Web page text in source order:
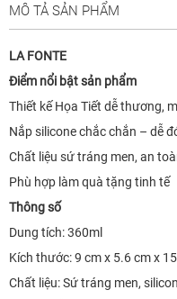
MÔ TẢ SẢN PHẨM
LA FONTE
Điểm nổi bật sản phẩm
Thiết kế Họa Tiết dễ thương,
Nắp silicone chắc chắn – dễ
Chất liệu sứ tráng men, an
Phù hợp làm quà tặng tinh tế
Thông số
Dung tích: 360ml
Kích thước: 9 cm x 5.6 cm x
Chất liệu: Sứ tráng men,